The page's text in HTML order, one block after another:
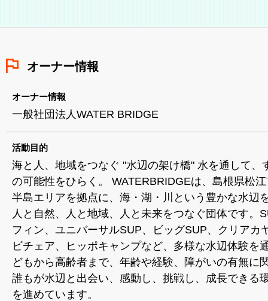
オーナー情報
オーナー情報
一般社団法人WATER BRIDGE
活動目的
海と人、地域をつなぐ "水辺の架け橋" 水を通して、
の可能性をひらく。 WATERBRIDGEは、島根県松
半島エリアを拠点に、海・湖・川という豊かな水辺
人と自然、人と地域、人と未来をつなぐ団体です。
フィン、ユニバーサルSUP、ビッグSUP、クリアカ
ビチェア、ヒッポキャンプなど、多様な水辺体験を
どもから高齢者まで、年齢や経験、障がいの有無に
誰もが水辺と出会い、感動し、挑戦し、成長できる
を進めています。